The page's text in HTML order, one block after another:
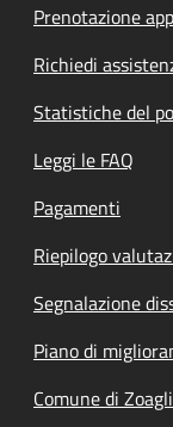
Prenotazione
Richiedi
Statistiche del
Leggi le FAQ
Pagamenti
Riepilogo
Segnalazione
Piano di
Comune di